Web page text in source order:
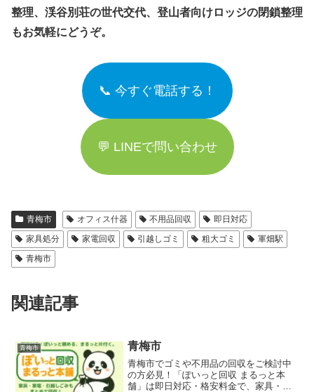
整理、渓谷別荘の世代交代、登山者向けロッジの閉鎖整理
もお気軽にどうぞ。
📞 今すぐ電話する！
💬 LINEで問い合わせ
青梅市 オフィス什器 不用品回収
即日対応
家具処分
家電回収 引越しゴミ 粗大ゴミ
軍畑駅
青梅市
関連記事
青梅市 青梅市
青梅市でゴミや不用品の回収をご検討中
の方必見！「ぽいっと回収 まるっと本
舗」は即日対応・格安料金で、家具・家